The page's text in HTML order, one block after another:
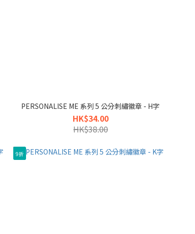
PERSONALISE ME 系列 5 公分刺繡徽章 - H字
HK$34.00
HK$38.00
9折